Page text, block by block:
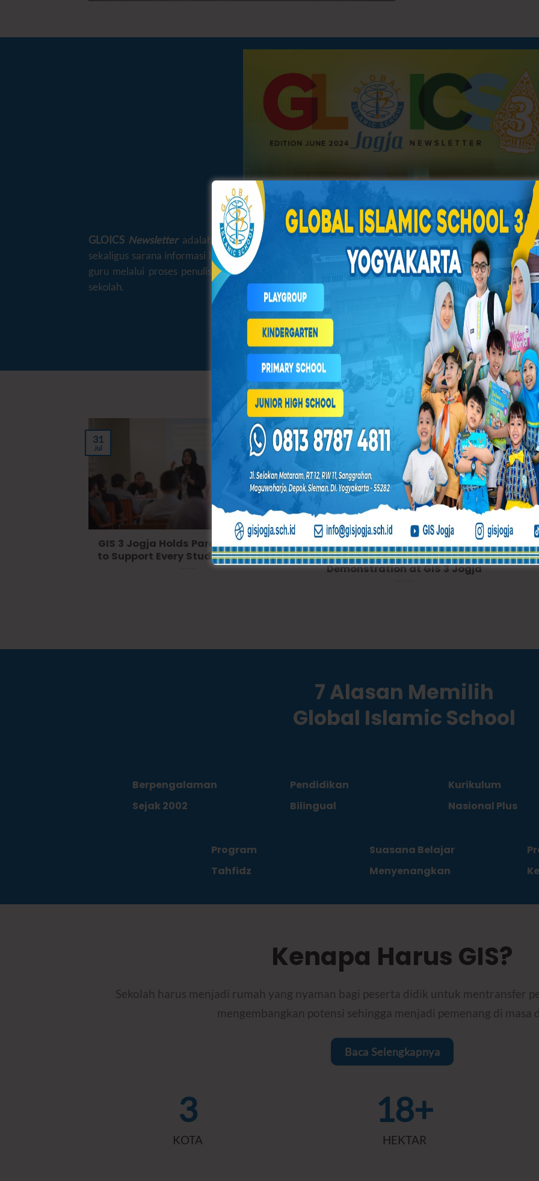
GLOICS Newsletteradalah salah satu program unggulan Global Islamic School 3 Yogyakarta
sekaligus sarana informasi bagi siswa, guru, dan masyarakat luas.Newsletter ini bertujuan untuk
guru melalui proses penulisan, pengeditan, hingga penerbitan berita yang berkaitan dengan
sekolah.
BACA MAJALAH GLOICS
Latest News
GIS 3 Jogja Holds Parents Meeting
to Support Every Student’s Growth
31
Jul
Discovering Students’ Interests
and Talents: Extracurricular
Demonstration at GIS 3 Jogja
27
Jul
22
Jul
7 Alasan Memilih
Global Islamic School
Berpengalaman
Sejak 2002
Pendidikan
Bilingual
Kurikulum
Nasional Plus
Program
Tahfidz
Suasana Belajar
Menyenangkan
Kenapa Harus GIS?
Sekolah harus menjadi rumah yang nyaman bagi peserta didik untuk mentransfer
mengembangkan potensi sehingga menjadi pemenang di masa
Baca Selengkapnya
3
KOTA
18+
HEKTAR